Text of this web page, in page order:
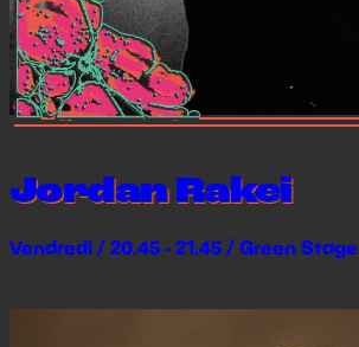
Jordan Rakei
Vendredi / 20.45 - 21.45 / Green Stage